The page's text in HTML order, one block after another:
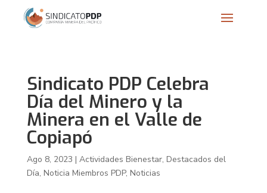
Sindicato PDP Celebra
Día del Minero y la
Minera en el Valle de
Copiapó
Ago 8, 2023 | Actividades Bienestar, Destacados del
Día, Noticia Miembros PDP, Noticias